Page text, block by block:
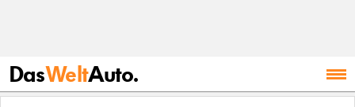
DasWeltAuto.